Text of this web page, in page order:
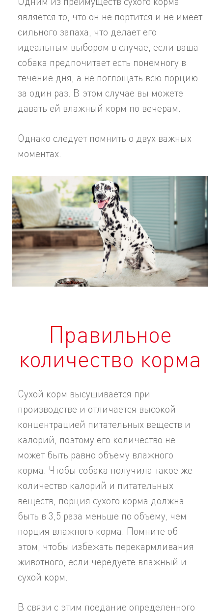
является то, что он не портится и не имеет
сильного запаха, что делает его
идеальным выбором в случае, если ваша
собака предпочитает есть понемногу в
течение дня, а не поглощать всю порцию
за один раз. В этом случае вы можете
давать ей влажный корм по вечерам.
Однако следует помнить о двух важных
моментах.
Правильное
количество корма
Сухой корм высушивается при
производстве и отличается высокой
концентрацией питательных веществ и
калорий, поэтому его количество не
может быть равно объему влажного
корма. Чтобы собака получила такое же
количество калорий и питательных
веществ, порция сухого корма должна
быть в 3,5 раза меньше по объему, чем
порция влажного корма. Помните об
этом, чтобы избежать перекармливания
животного, если чередуете влажный и
сухой корм.
В связи с этим поедание определенного